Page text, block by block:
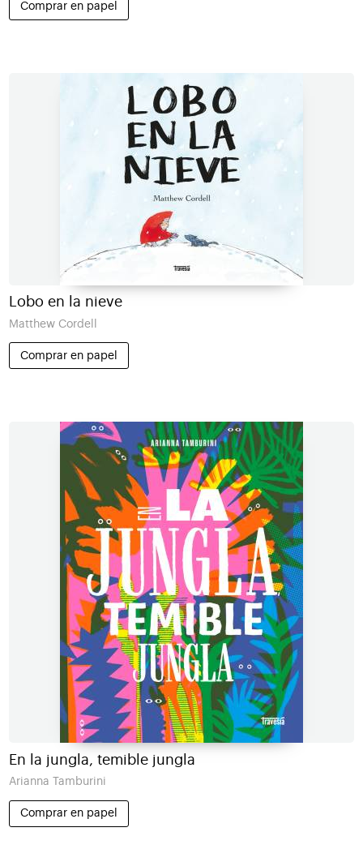
Comprar en papel
Lobo en la nieve
Matthew Cordell
Comprar en papel
En la jungla, temible jungla
Arianna Tamburini
Comprar en papel